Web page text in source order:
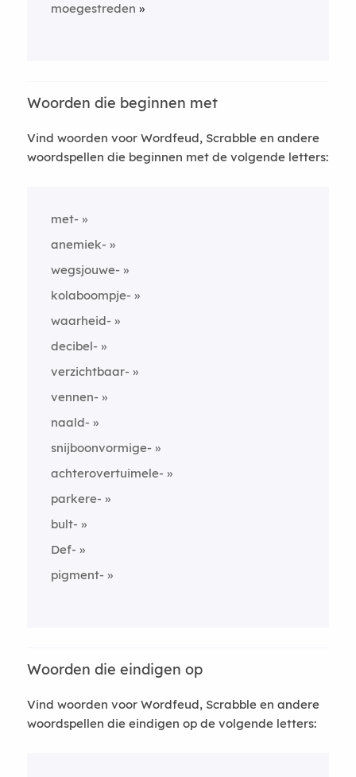
moegestreden
Woorden die beginnen met
Vind woorden voor Wordfeud, Scrabble en andere
woordspellen die beginnen met de volgende letters:
met-
anemiek-
wegsjouwe-
kolaboompje-
waarheid-
decibel-
verzichtbaar-
vennen-
naald-
snijboonvormige-
achterovertuimele-
parkere-
bult-
Def-
pigment-
Woorden die eindigen op
Vind woorden voor Wordfeud, Scrabble en andere
woordspellen die eindigen op de volgende letters: